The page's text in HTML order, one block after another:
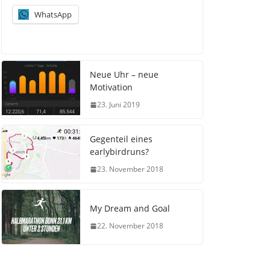
WhatsApp
Neue Uhr – neue
Motivation
23. Juni 2019
Gegenteil eines
earlybirdruns?
23. November 2018
My Dream and Goal
22. November 2018